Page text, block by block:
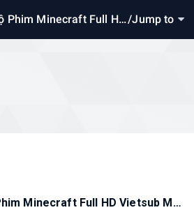
Phim Minecraft Full HD/Jump to
[Phim lậu] Một Bộ Phim Minecraft Full HD Vietsub Miễn Phí Online